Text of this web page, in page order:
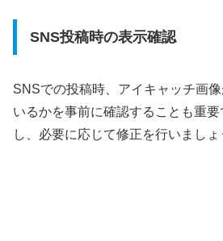
SNS投稿時の表示確認
SNSでの投稿時、アイキャッチ画
いるかを事前に確認することも重
し、必要に応じて修正を行いましょ